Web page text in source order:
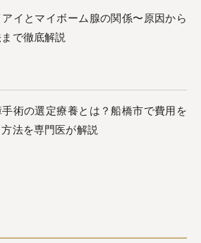
アイとマイボーム腺の関係〜原因から
で徹底解説
手術の選定療養とは？船橋市で費用を
法を専門医が解説